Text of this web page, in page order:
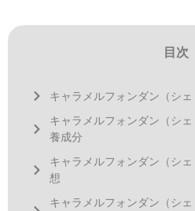
目次
キャラメルフォンダン（シェ
キャラメルフォンダン（シ
養成分
キャラメルフォンダン（シ
想
キャラメルフォンダン（シ